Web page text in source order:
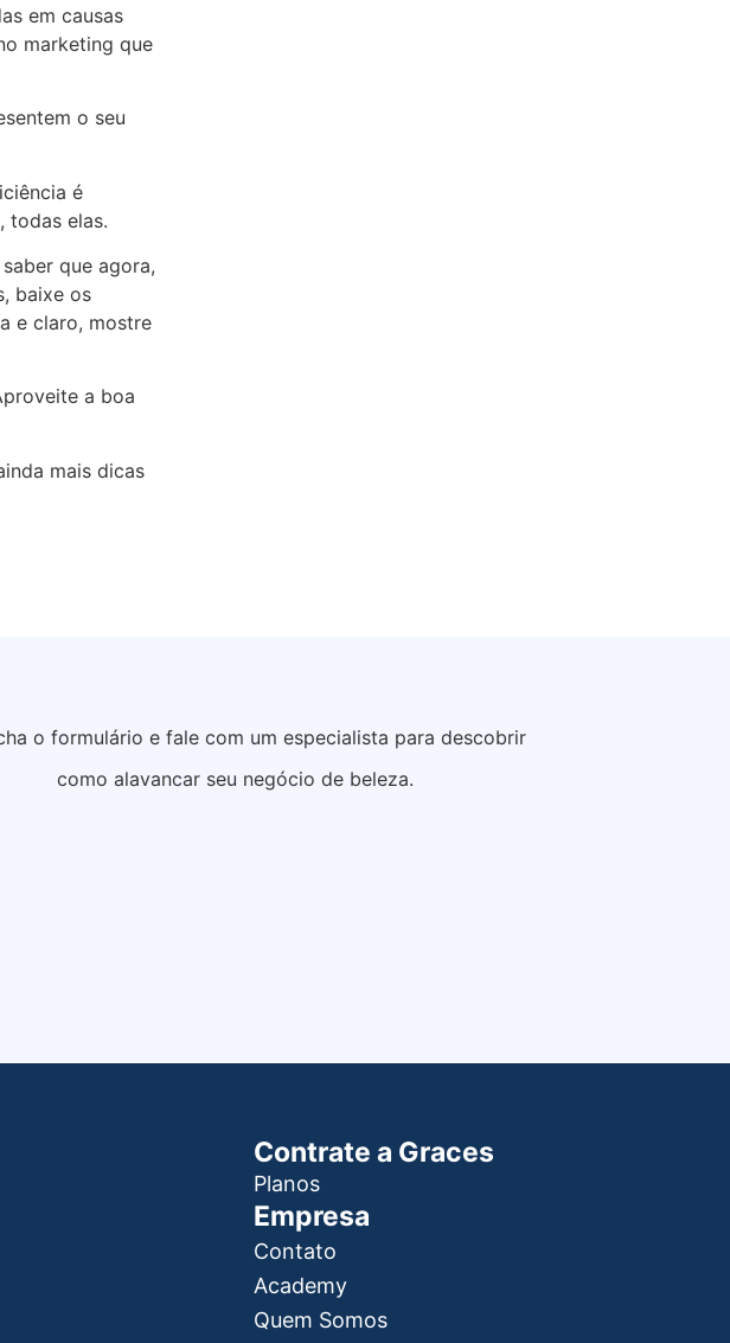
em causas
marketing que
o seu
é
todas elas.
que agora,
baixe os
e claro, mostre
a boa
mais dicas
o formulário e fale com um especialista para descobrir
como alavancar seu negócio de beleza.
Contrate a Graces
Planos
Empresa
Contato
Academy
Quem Somos